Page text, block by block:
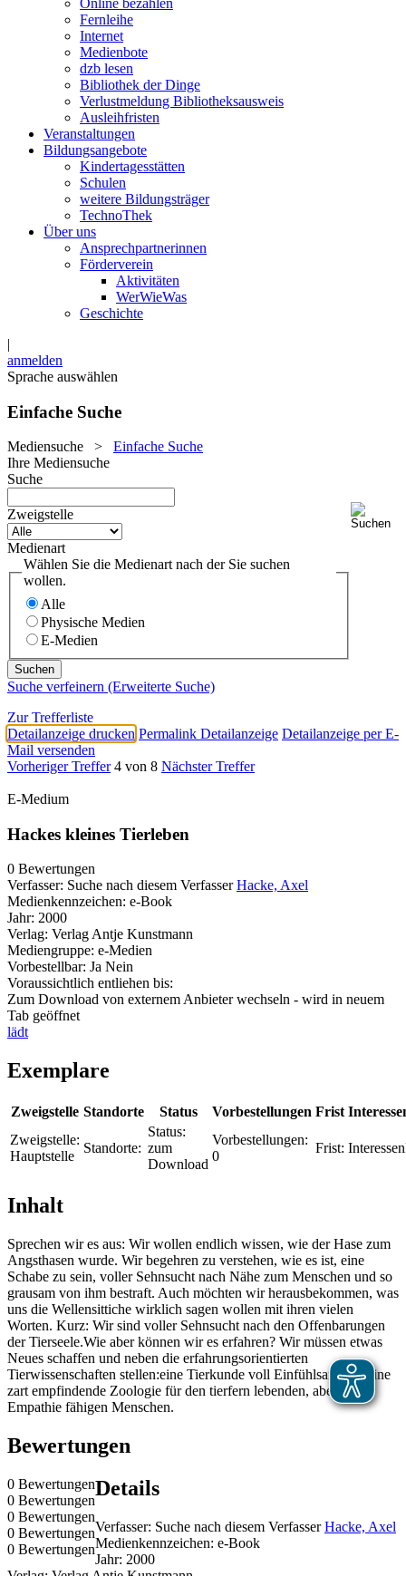
Online bezahlen
Fernleihe
Internet
Medienbote
dzb lesen
Bibliothek der Dinge
Verlustmeldung Bibliotheksausweis
Ausleihfristen
Veranstaltungen
Bildungsangebote
Kindertagesstätten
Schulen
weitere Bildungsträger
TechnoThek
Über uns
Ansprechpartnerinnen
Förderverein
Aktivitäten
WerWieWas
Geschichte
|
anmelden
Sprache auswählen
Einfache Suche
Mediensuche > Einfache Suche
Ihre Mediensuche
Suche
Zweigstelle
Medienart
Wählen Sie die Medienart nach der Sie suchen
wollen.
Alle
Physische Medien
E-Medien
Suche verfeinern (Erweiterte Suche)
Zur Trefferliste
Detailanzeige drucken Permalink Detailanzeige Detailanzeige per E-
Mail versenden
Vorheriger Treffer 4 von 8 Nächster Treffer
E-Medium
Hackes kleines Tierleben
0 Bewertungen
Verfasser: Suche nach diesem Verfasser Hacke, Axel
Medienkennzeichen: e-Book
Jahr: 2000
Verlag: Verlag Antje Kunstmann
Mediengruppe: e-Medien
Vorbestellbar: Ja Nein
Voraussichtlich entliehen bis:
Zum Download von externem Anbieter wechseln - wird in neuem
Tab geöffnet
lädt
Exemplare
Zweigstelle Standorte Status Vorbestellungen Frist
Zweigstelle:
Hauptstelle
Standorte:
Status:
zum
Download
Vorbestellungen:
0
Frist:
Inhalt
Sprechen wir es aus: Wir wollen endlich wissen, wie der Hase zum
Angsthasen wurde. Wir begehren zu verstehen, wie es ist, eine
Schabe zu sein, voller Sehnsucht nach Nähe zum Menschen und so
grausam von ihm bestraft. Auch möchten wir herausbekommen, was
uns die Wellensittiche wirklich sagen wollen mit ihren vielen
Worten. Kurz: Wir sind voller Sehnsucht nach den Offenbarungen
der Tierseele.Wie aber können wir es erfahren? Wir müssen etwas
Neues schaffen und neben die erfahrungsorientierten
Tierwissenschaften stellen:eine Tierkunde voll Einfühlsamkeit, eine
zart empfindende Zoologie für den tierfern lebenden, aber der
Empathie fähigen Menschen.
Bewertungen
0 Bewertungen
0 Bewertungen
0 Bewertungen
0 Bewertungen
0 Bewertungen
Details
Verfasser: Suche nach diesem Verfasser Hacke, Axel
Medienkennzeichen: e-Book
Jahr: 2000